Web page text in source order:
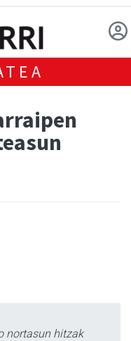
nortasun hitzak